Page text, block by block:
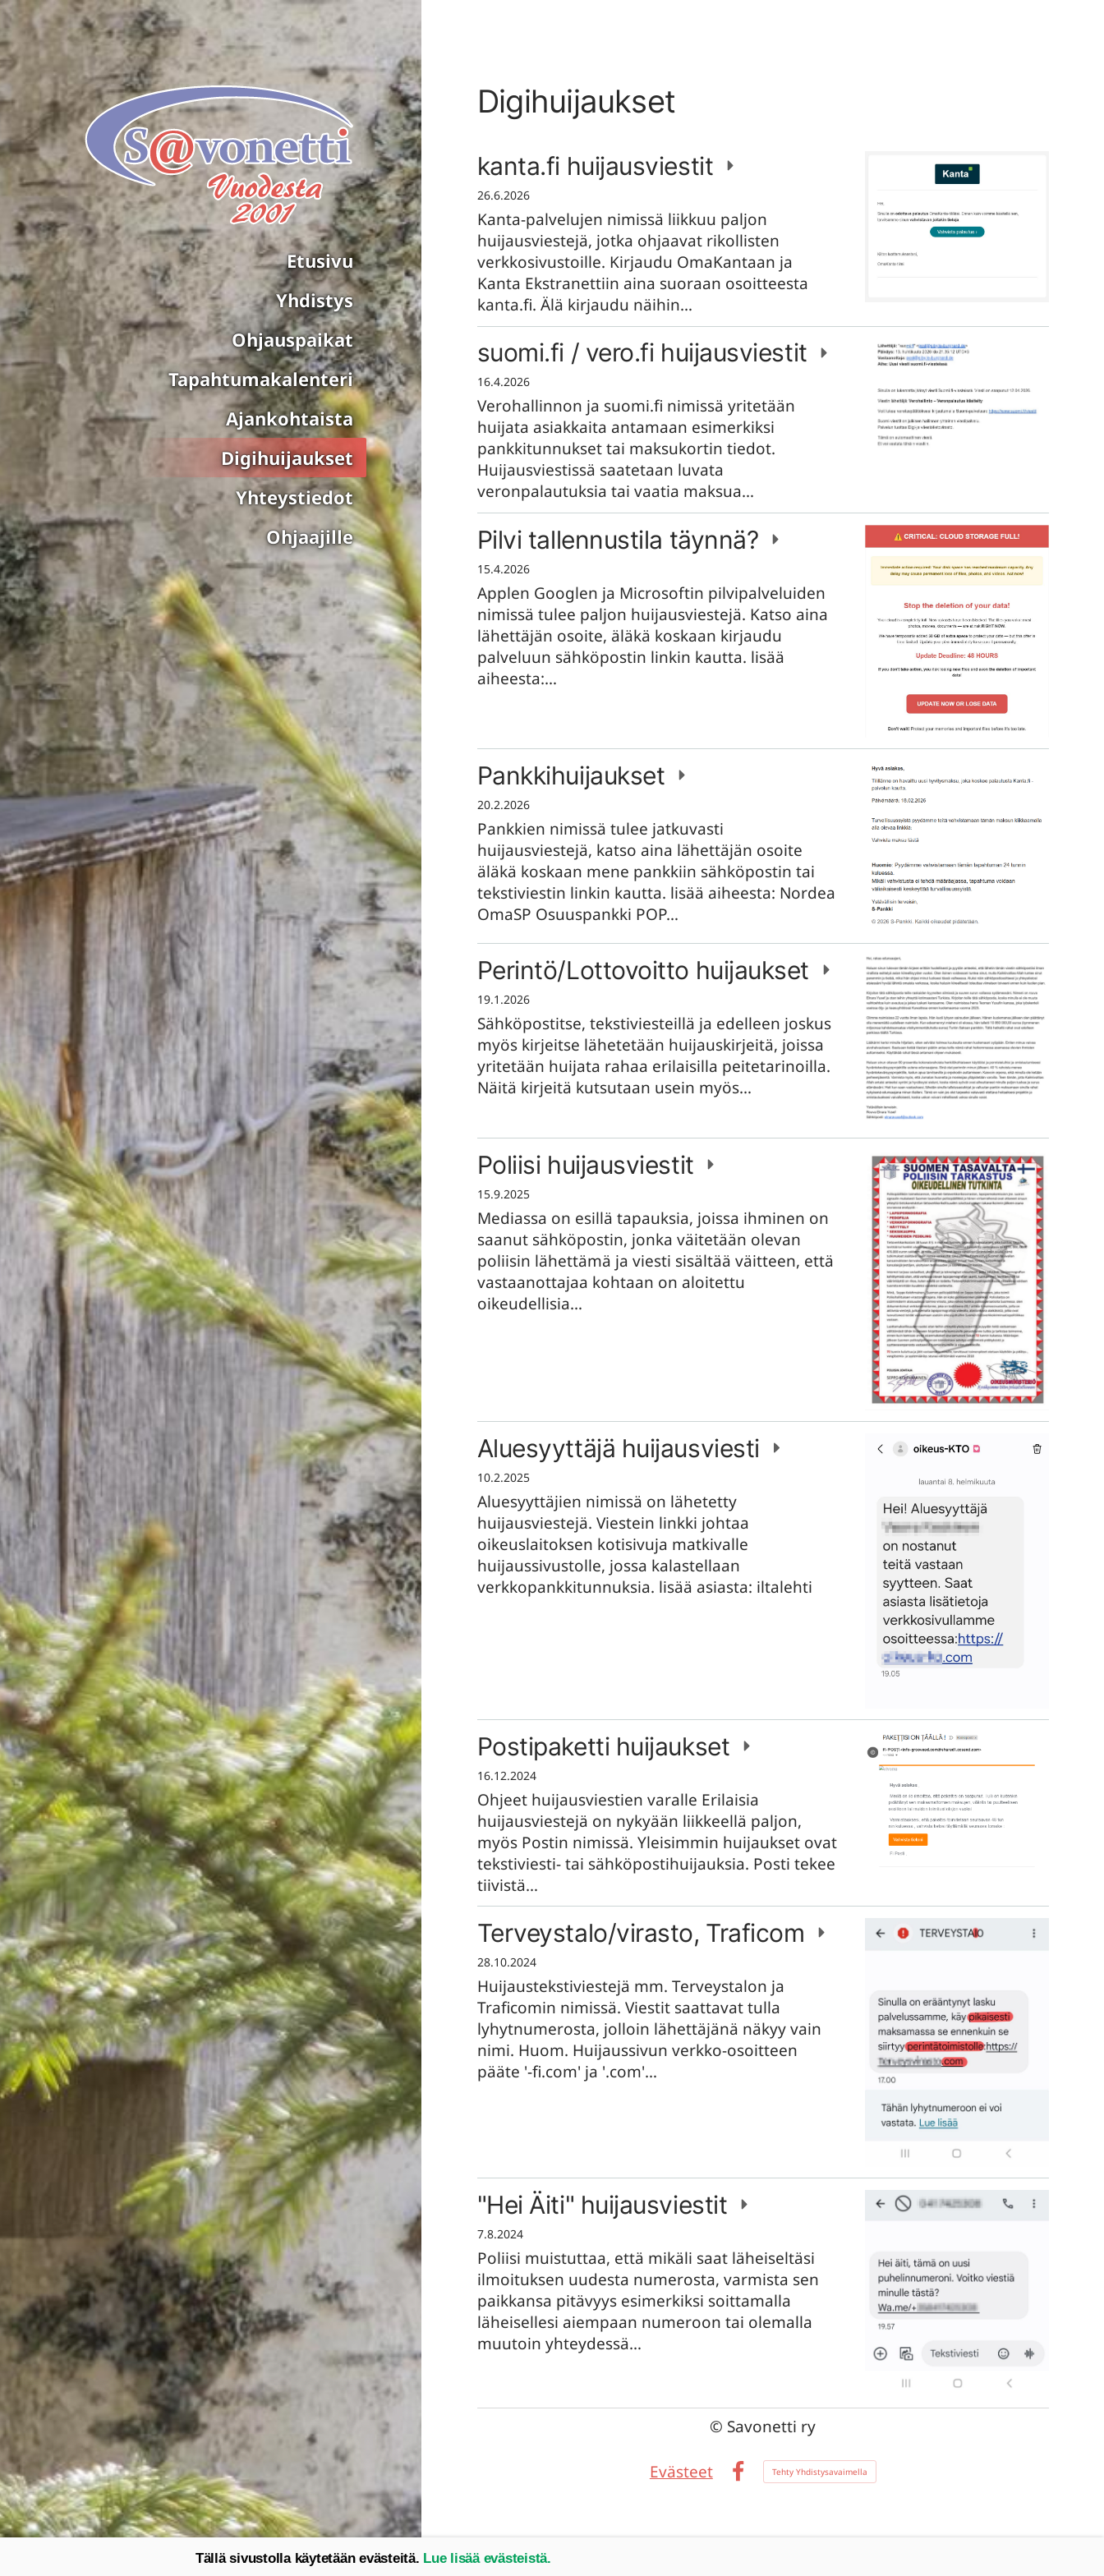
Siirry
sivun
sisältöön
Savonetti ry
Etusivu
Yhdistys
Ohjauspaikat
Tapahtumakalenteri
Ajankohtaista
Digihuijaukset
Yhteystiedot
Ohjaajille
Digihuijaukset
kanta.fi huijausviestit
26.6.2026
Kanta-palvelujen nimissä liikkuu paljon
huijausviestejä, jotka ohjaavat rikollisten
verkkosivustoille. Kirjaudu OmaKantaan ja
Kanta Ekstranettiin aina suoraan osoitteesta
kanta.fi. Älä kirjaudu näihin…
suomi.fi / vero.fi huijausviestit
16.4.2026
Verohallinnon ja suomi.fi nimissä yritetään
huijata asiakkaita antamaan esimerkiksi
pankkitunnukset tai maksukortin tiedot.
Huijausviestissä saatetaan luvata
veronpalautuksia tai vaatia maksua…
Pilvi tallennustila täynnä?
15.4.2026
Applen Googlen ja Microsoftin pilvipalveluiden
nimissä tulee paljon huijausviestejä. Katso aina
lähettäjän osoite, äläkä koskaan kirjaudu
palveluun sähköpostin linkin kautta. lisää
aiheesta:…
Pankkihuijaukset
20.2.2026
Pankkien nimissä tulee jatkuvasti
huijausviestejä, katso aina lähettäjän osoite
äläkä koskaan mene pankkiin sähköpostin tai
tekstiviestin linkin kautta. lisää aiheesta: Nordea
OmaSP Osuuspankki POP…
Perintö/Lottovoitto huijaukset
19.1.2026
Sähköpostitse, tekstiviesteillä ja edelleen joskus
myös kirjeitse lähetetään huijauskirjeitä, joissa
yritetään huijata rahaa erilaisilla peitetarinoilla.
Näitä kirjeitä kutsutaan usein myös…
Poliisi huijausviestit
15.9.2025
Mediassa on esillä tapauksia, joissa ihminen on
saanut sähköpostin, jonka väitetään olevan
poliisin lähettämä ja viesti sisältää väitteen, että
vastaanottajaa kohtaan on aloitettu
oikeudellisia…
Aluesyyttäjä huijausviesti
10.2.2025
Aluesyyttäjien nimissä on lähetetty
huijausviestejä. Viestein linkki johtaa
oikeuslaitoksen kotisivuja matkivalle
huijaussivustolle, jossa kalastellaan
verkkopankkitunnuksia. lisää asiasta: iltalehti
Postipaketti huijaukset
16.12.2024
Ohjeet huijausviestien varalle Erilaisia
huijausviestejä on nykyään liikkeellä paljon,
myös Postin nimissä. Yleisimmin huijaukset ovat
tekstiviesti- tai sähköpostihuijauksia. Posti tekee
tiivistä…
Terveystalo/virasto, Traficom
28.10.2024
Huijaustekstiviestejä mm. Terveystalon ja
Traficomin nimissä. Viestit saattavat tulla
lyhytnumerosta, jolloin lähettäjänä näkyy vain
nimi. Huom. Huijaussivun verkko-osoitteen
pääte '-fi.com' ja '.com'…
"Hei Äiti" huijausviestit
7.8.2024
Poliisi muistuttaa, että mikäli saat läheiseltäsi
ilmoituksen uudesta numerosta, varmista sen
paikkansa pitävyys esimerkiksi soittamalla
läheisellesi aiempaan numeroon tai olemalla
muutoin yhteydessä…
© Savonetti ry
Evästeet
Tehty Yhdistysavaimella
Tällä sivustolla käytetään evästeitä. Lue lisää evästeistä.